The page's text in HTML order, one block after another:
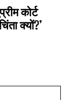
कोर्ट
क्यों?’